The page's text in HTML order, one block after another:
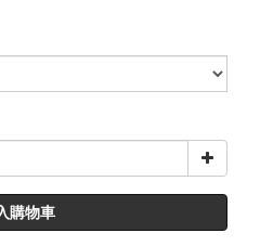
購物車